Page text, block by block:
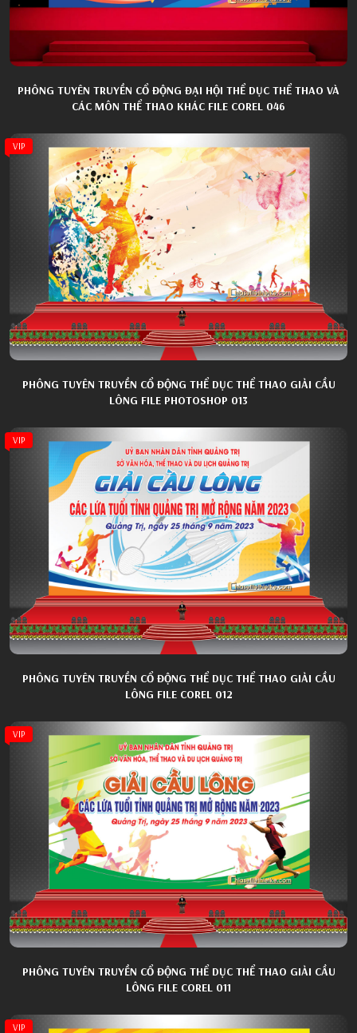
PHÔNG TUYÊN TRUYỀN CỔ ĐỘNG ĐẠI HỘI THỂ DỤC THỂ THAO VÀ
CÁC MÔN THỂ THAO KHÁC FILE COREL 046
VIP
PHÔNG TUYÊN TRUYỀN CỔ ĐỘNG THỂ DỤC THỂ THAO GIẢI CẦU
LÔNG FILE PHOTOSHOP 013
VIP
PHÔNG TUYÊN TRUYỀN CỔ ĐỘNG THỂ DỤC THỂ THAO GIẢI CẦU
LÔNG FILE COREL 012
VIP
PHÔNG TUYÊN TRUYỀN CỔ ĐỘNG THỂ DỤC THỂ THAO GIẢI CẦU
LÔNG FILE COREL 011
VIP